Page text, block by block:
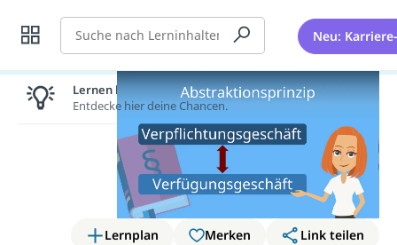
Suche Neu:
Lernplan Merken
Link teilen
Lernen lohnt sich!
Entdecke hier deine Chancen.